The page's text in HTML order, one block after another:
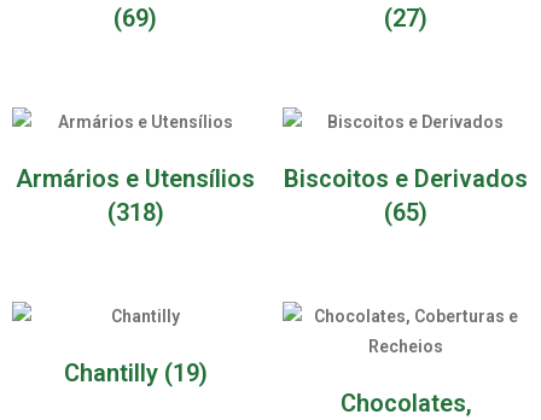
(69)
(27)
Armários e Utensílios
(318)
Biscoitos e Derivados
(65)
Chantilly (19)
Chocolates,